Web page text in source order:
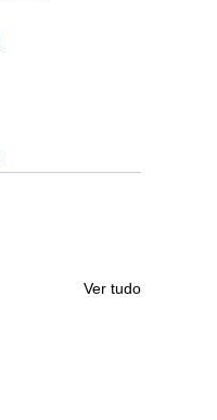
Ver tudo